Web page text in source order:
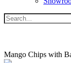
Mango Chips with